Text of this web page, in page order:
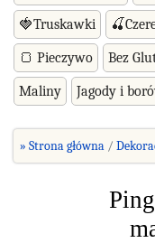
🍓Truskawki
🍞 Pieczywo Bez
Maliny Jagody i
» Strona główna